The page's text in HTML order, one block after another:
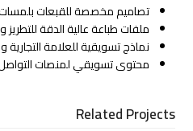
تصاميم مخصصة للقبعات بلمسات
ملفات طباعة عالية الدقة للتطريز
نماذج تسويقية للعلامة التجارية
محتوى تسويقي لمنصات التواصل
Related Projects